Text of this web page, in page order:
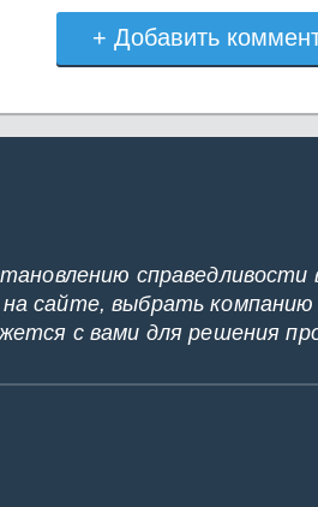
+ Добавить
сайте, выбрать компанию
с вами для решения